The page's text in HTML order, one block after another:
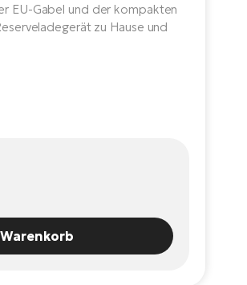
EU-Gabel und der kompakten
zu Hause und